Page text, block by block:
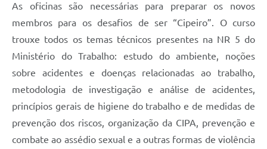
As oficinas são necessárias para preparar os novos
membros para os desafios de ser “Cipeiro”. O curso
trouxe todos os temas técnicos presentes na NR 5 do
Ministério do Trabalho: estudo do ambiente, noções
sobre acidentes e doenças relacionadas ao trabalho,
metodologia de investigação e análise de acidentes,
princípios gerais de higiene do trabalho e de medidas de
prevenção dos riscos, organização da CIPA, prevenção e
combate ao assédio sexual e a outras formas de violência